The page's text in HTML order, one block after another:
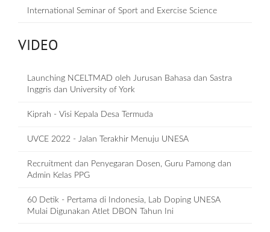
International Seminar of Sport and Exercise Science
VIDEO
Launching NCELTMAD oleh Jurusan Bahasa dan Sastra
Inggris dan University of York
Kiprah - Visi Kepala Desa Termuda
UVCE 2022 - Jalan Terakhir Menuju UNESA
Recruitment dan Penyegaran Dosen, Guru Pamong dan
Admin Kelas PPG
60 Detik - Pertama di Indonesia, Lab Doping UNESA
Mulai Digunakan Atlet DBON Tahun Ini